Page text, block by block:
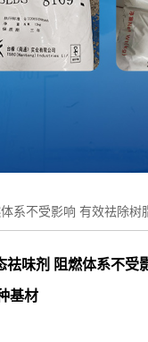
系不受影响 有效祛除
祛味剂 阻燃体系不受
基材